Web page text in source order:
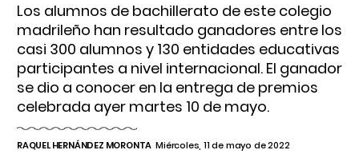
Los alumnos de bachillerato de este colegio
madrileño han resultado ganadores entre los
casi 300 alumnos y 130 entidades educativas
participantes a nivel internacional. El ganador
se dio a conocer en la entrega de premios
celebrada ayer martes 10 de mayo.
RAQUEL HERNÁNDEZ MORONTA Miércoles, 11 de mayo de 2022